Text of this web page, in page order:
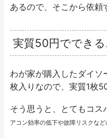
あるので、そこから依頼
実質50円ででき
わが家が購入したダイソ
枚入りなので、実質1枚
そう思うと、とてもコス
アコン効率の低下や故障リスクなど